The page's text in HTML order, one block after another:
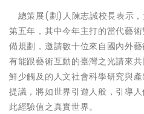
總策展(劃)人陳志誠校長表示
第五年，其中今年主打的當代藝
備規劃，邀請數十位來自國內外
有能跟藝術互動的臺灣之光請來
鮮少觸及的人文社會科學研究與
提議，將如世界引遊人般，引導
此經驗值之真實世界。